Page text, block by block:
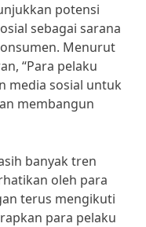
potensi
sebagai sarana
Menurut
“Para pelaku
media sosial untuk
membangun
banyak tren
oleh para
terus mengikuti
para pelaku